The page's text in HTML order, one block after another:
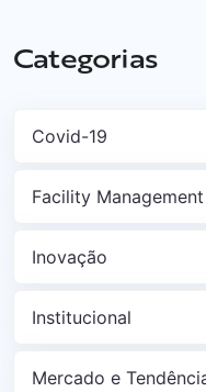
Categorias
Covid-19
Facility Management
Inovação
Institucional
Mercado e